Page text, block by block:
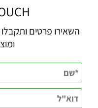
השאירו פרטים